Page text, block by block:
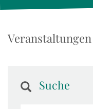
Veranstaltungen
Suche